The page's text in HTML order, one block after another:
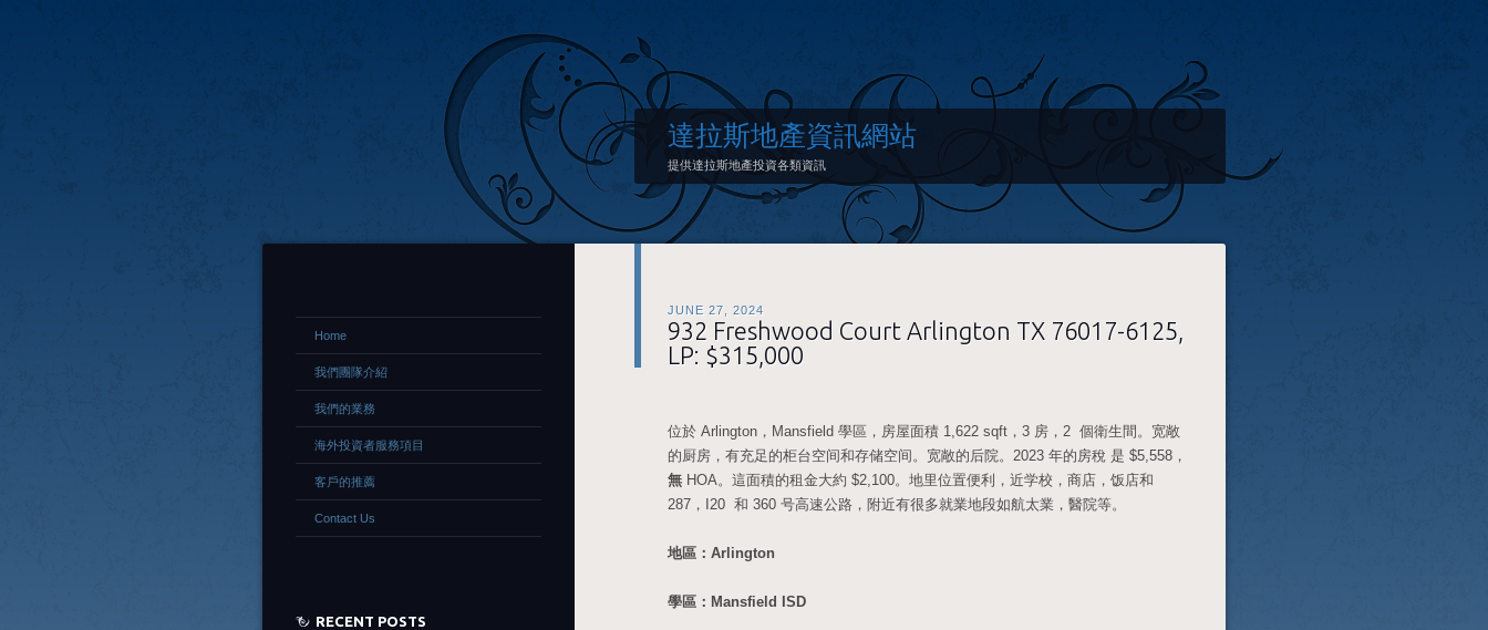
達拉斯地產資訊網站
提供達拉斯地產投資各類資訊
JUNE 27, 2024
932 Freshwood Court Arlington TX 76017-6125,
LP: $315,000
位於 Arlington，Mansfield 學區，房屋面積 1,622 sqft，3 房，2 個衛生間。宽敞
的厨房，有充足的柜台空间和存储空间。宽敞的后院。2023 年的房稅 是 $5,558，
無 HOA。這面積的租金大約 $2,100。地里位置便利，近学校，商店，饭店和
287，I20 和 360 号高速公路，附近有很多就業地段如航太業，醫院等。
地區：Arlington
學區：Mansfield ISD
Home
我們團隊介紹
我們的業務
海外投資者服務項目
客戶的推薦
Contact Us
RECENT POSTS